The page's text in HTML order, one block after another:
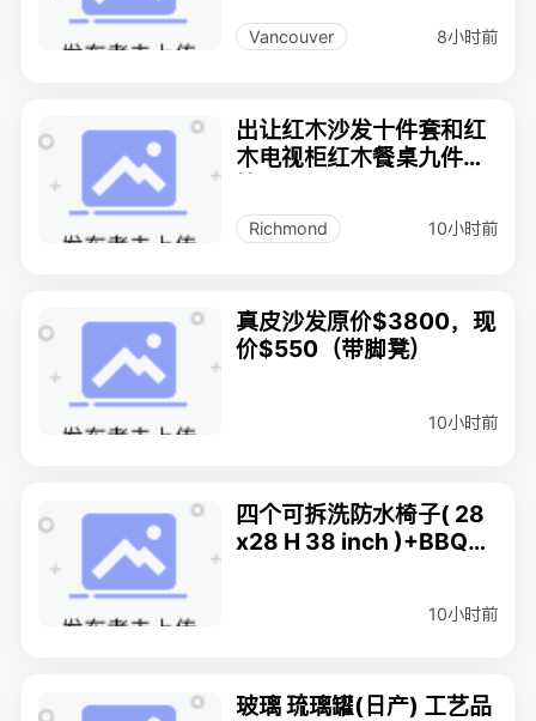
Vancouver 8小时前
出让红木沙发十件套和红
木电视柜红木餐桌九件套
Richmond 10小时前
真皮沙发原价$3800，现
价$550（带脚凳）
10小时前
四个可拆洗防水椅子( 28
x28 H 38 inch )+BBQ桌
10小时前
玻璃 琉璃罐(日产) 工艺品